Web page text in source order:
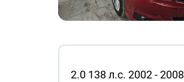
2.0 138 л.с. 2002 - 2008